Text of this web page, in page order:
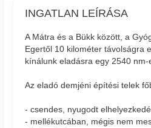
INGATLAN LEÍRÁSA
A Mátra és a Bükk között, a
Egertől 10 kilométer távolságra
kínálunk eladásra egy 2540
Az eladó demjéni építési telek
- csendes, nyugodt
- mellékutcában, mégis nem